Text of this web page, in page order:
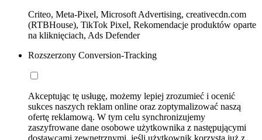
Criteo, Meta-Pixel, Microsoft Advertising, creativecdn.com
(RTBHouse), TikTok Pixel, Rekomendacje produktów oparte
na kliknięciach, Ads Defender
Rozszerzony Conversion-Tracking
Akceptując tę usługę, możemy lepiej zrozumieć i ocenić
sukces naszych reklam online oraz zoptymalizować naszą
ofertę reklamową. W tym celu synchronizujemy
zaszyfrowane dane osobowe użytkownika z następującymi
dostawcami zewnętrznymi, jeśli użytkownik korzysta już z